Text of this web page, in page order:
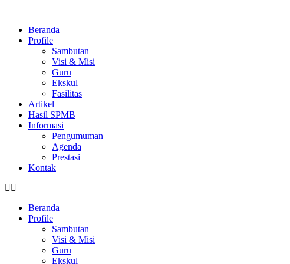
contentBeranda
Profile
Sambutan
Visi & Misi
Guru
Ekskul
Fasilitas
Artikel
Hasil SPMB
Informasi
Pengumuman
Agenda
Prestasi
Kontak
Beranda
Profile
Sambutan
Visi & Misi
Guru
Ekskul